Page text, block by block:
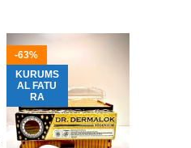
-63%
KURUMS
AL FATU
RA